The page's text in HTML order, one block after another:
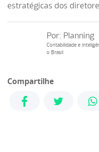
estratégicas dos
Por: Planning
Contabilidade e
o Brasil
Compartilhe